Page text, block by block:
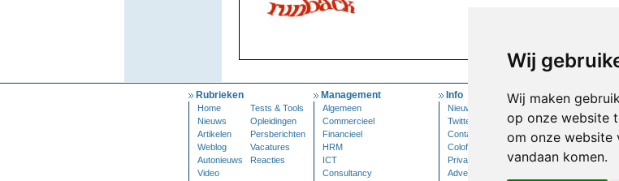
Wij
Wij maken
op onze website
om onze website
vandaan komen.
Rubrieken
Home
Tests & Tools
Nieuws
Opleidingen
Artikelen
Persberichten
Weblog
Vacatures
Autonieuws
Reacties
Video
Management
Algemeen
Commercieel
Financieel
HRM
ICT
Consultancy
Info
Nieuwsbrief
Twitter
Contact
Colofon
Privacy
Adverteren
Mijn
Inloggen